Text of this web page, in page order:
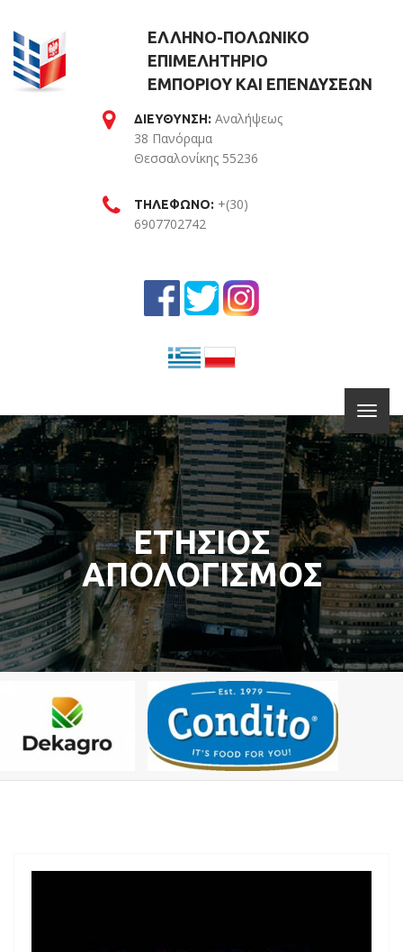
ΕΛΛΗΝΟ-ΠΟΛΩΝΙΚΟ
ΕΠΙΜΕΛΗΤΗΡΙΟ
ΕΜΠΟΡΙΟΥ ΚΑΙ ΕΠΕΝΔΥΣΕΩΝ
ΔΙΕΥΘΥΝΣΗ: Αναλήψεως
38 Πανόραμα
Θεσσαλονίκης 55236
ΤΗΛΕΦΩΝΟ: +(30)
6907702742
ΕΤΗΣΙΟΣ
ΑΠΟΛΟΓΙΣΜΟΣ